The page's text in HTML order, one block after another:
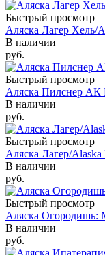
Быстрый просмотр
Аляска Лагер Хель/
В наличии
руб.
Быстрый просмотр
Аляска Пилснер АК
В наличии
руб.
Быстрый просмотр
Аляска Лагер/
В наличии
руб.
Быстрый просмотр
Аляска Огородишь:
В наличии
руб.